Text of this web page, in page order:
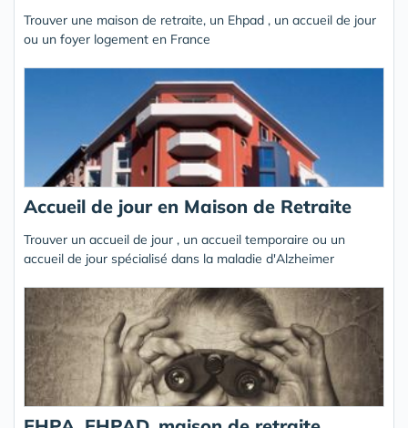
Trouver une maison de retraite, un Ehpad , un accueil de jour
ou un foyer logement en France
Accueil de jour en Maison de Retraite
Trouver un accueil de jour , un accueil temporaire ou un
accueil de jour spécialisé dans la maladie d'Alzheimer